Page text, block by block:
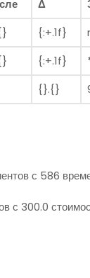
Δ
{:+.1f}
{:+.1f}
{}.{}
с 586
с 300.0